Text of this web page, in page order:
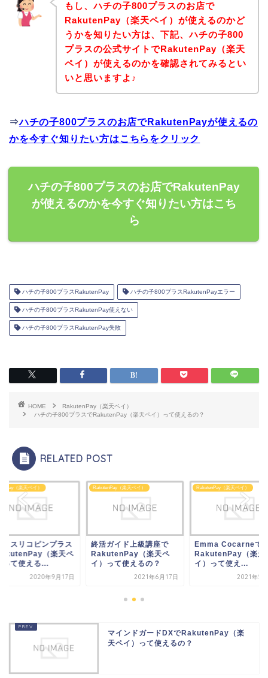
もし、ハチの子800プラスのお店で
RakutenPay（楽天ペイ）が使えるのかど
うかを知りたい方は、下記、ハチの子800
プラスの公式サイトでRakutenPay（楽天
ペイ）が使えるのかを確認されてみるとい
いと思いますよ♪
⇒ハチの子800プラスのお店でRakutenPayが使えるの
かを今すぐ知りたい方はこちらをクリック
ハチの子800プラスのお店でRakutenPay
が使えるのかを今すぐ知りたい方はこち
ら
ハチの子800プラスRakutenPay ハチの子800プラスRakutenPayエラー
ハチの子800プラスRakutenPay使えない
ハチの子800プラスRakutenPay失敗
HOME
RakutenPay（楽天ペイ）
ハチの子800プラスでRakutenPay（楽天ペイ）って使えるの？
RELATED POST
（楽天ペイ）
ガイド上級講座で
（楽天ペ
って使えるの？
2021年6月17日
RakutenPay（楽天ペイ）
Emma Cocarneで
RakutenPay（楽天ペ
イ）って使え...
2021年5月30日
RakutenPay（楽天ペイ）
メグリスリコピンプ
でRakutenPay（楽
イ）って使える...
2020年9
マインドガードDXでRakutenPay（楽
天ペイ）って使えるの？